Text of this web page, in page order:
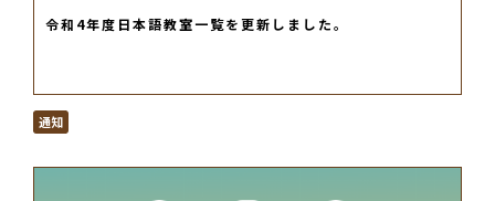
令和4年度日本語教室一覧を更新しました。
通知